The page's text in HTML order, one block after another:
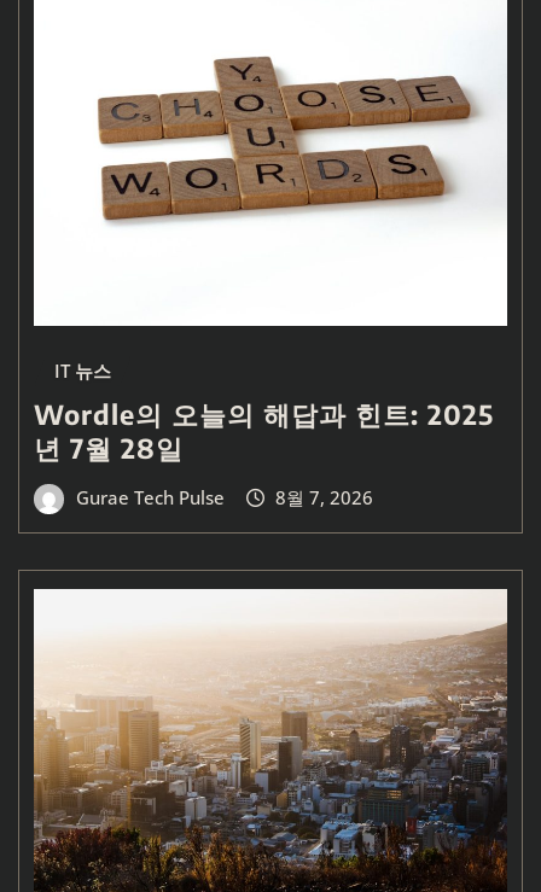
IT 뉴스
Wordle의 오늘의 해답과 힌트: 2025
년 7월 28일
Gurae Tech Pulse 8월 7, 2026